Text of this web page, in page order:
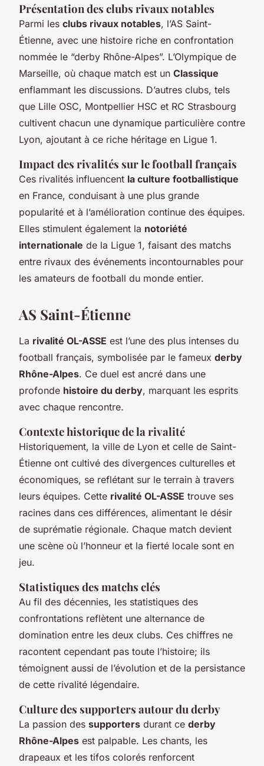
Présentation des clubs rivaux notables
Parmi les clubs rivaux notables, l’AS Saint-
Étienne, avec une histoire riche en confrontation
nommée le “derby Rhône-Alpes”. L’Olympique de
Marseille, où chaque match est un Classique
enflammant les discussions. D’autres clubs, tels
que Lille OSC, Montpellier HSC et RC Strasbourg
cultivent chacun une dynamique particulière contre
Lyon, ajoutant à ce riche héritage en Ligue 1.
Impact des rivalités sur le football français
Ces rivalités influencent la culture footballistique
en France, conduisant à une plus grande
popularité et à l’amélioration continue des équipes.
Elles stimulent également la notoriété
internationale de la Ligue 1, faisant des matchs
entre rivaux des événements incontournables pour
les amateurs de football du monde entier.
AS Saint-Étienne
La rivalité OL-ASSE est l’une des plus intenses du
football français, symbolisée par le fameux derby
Rhône-Alpes. Ce duel est ancré dans une
profonde histoire du derby, marquant les esprits
avec chaque rencontre.
Contexte historique de la rivalité
Historiquement, la ville de Lyon et celle de Saint-
Étienne ont cultivé des divergences culturelles et
économiques, se reflétant sur le terrain à travers
leurs équipes. Cette rivalité OL-ASSE trouve ses
racines dans ces différences, alimentant le désir
de suprématie régionale. Chaque match devient
une scène où l’honneur et la fierté locale sont en
jeu.
Statistiques des matchs clés
Au fil des décennies, les statistiques des
confrontations reflètent une alternance de
domination entre les deux clubs. Ces chiffres ne
racontent cependant pas toute l’histoire; ils
témoignent aussi de l’évolution et de la persistance
de cette rivalité légendaire.
Culture des supporters autour du derby
La passion des supporters durant ce derby
Rhône-Alpes est palpable. Les chants, les
drapeaux et les tifos colorés renforcent